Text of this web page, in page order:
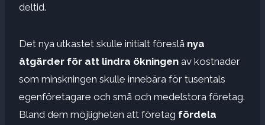
deltid.
Det nya utkastet skulle initialt föreslå nya
åtgärder för att lindra ökningen av kostnader
som minskningen skulle innebära för tusentals
egenföretagare och små och medelstora företag.
Bland dem möjligheten att företag fördela